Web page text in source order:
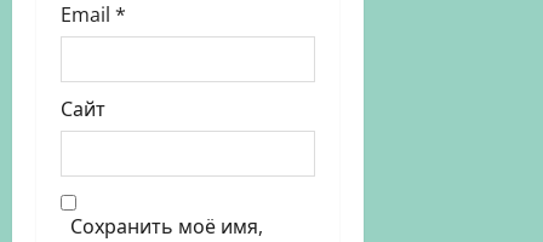
Email *
Сайт
Сохранить моё имя,